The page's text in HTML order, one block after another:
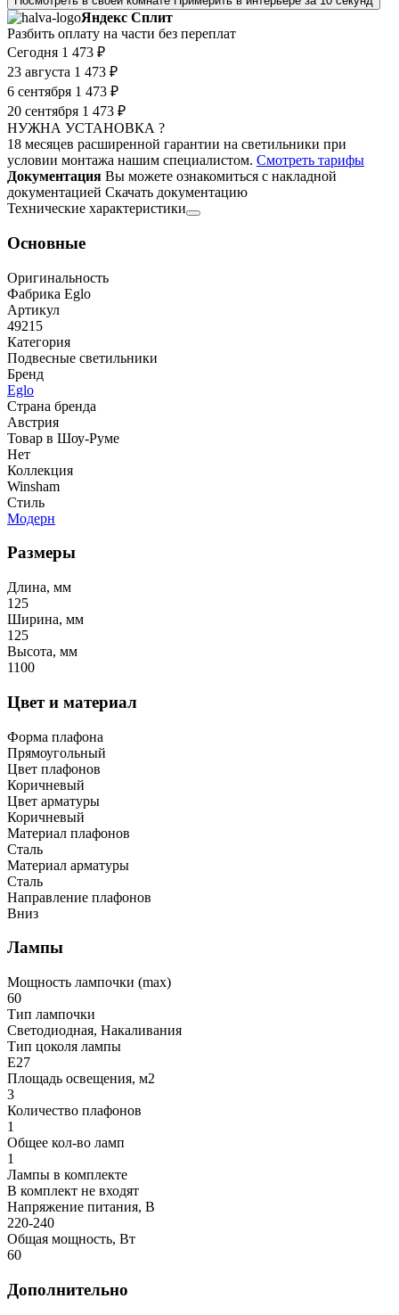
Яндекс Сплит
Разбить оплату на части без переплат
Сегодня 1 473 ₽
23 августа 1 473 ₽
6 сентября 1 473 ₽
20 сентября 1 473 ₽
НУЖНА УСТАНОВКА ?
18 месяцев расширенной гарантии на светильники при
условии монтажа нашим специалистом. Смотреть тарифы
Документация Вы можете ознакомиться с накладной
документацией Скачать документацию
Технические характеристики
Основные
Оригинальность
Фабрика Eglo
Артикул
49215
Категория
Подвесные светильники
Бренд
Eglo
Страна бренда
Австрия
Товар в Шоу-Руме
Нет
Коллекция
Winsham
Стиль
Модерн
Размеры
Длина, мм
125
Ширина, мм
125
Высота, мм
1100
Цвет и материал
Форма плафона
Прямоугольный
Цвет плафонов
Коричневый
Цвет арматуры
Коричневый
Материал плафонов
Сталь
Материал арматуры
Сталь
Направление плафонов
Вниз
Лампы
Мощность лампочки (max)
60
Тип лампочки
Светодиодная, Накаливания
Тип цоколя лампы
E27
Площадь освещения, м2
3
Количество плафонов
1
Общее кол-во ламп
1
Лампы в комплекте
В комплект не входят
Напряжение питания, В
220-240
Общая мощность, Вт
60
Дополнительно